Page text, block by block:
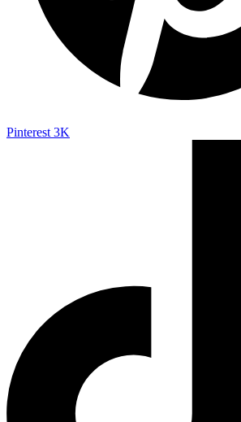
Pinterest 3K